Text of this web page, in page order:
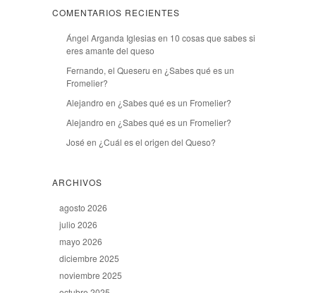
COMENTARIOS RECIENTES
Ángel Arganda Iglesiasen 10 cosas que sabes si
eres amante del queso
Fernando, el Queseru en ¿Sabes qué es un
Fromelier?
Alejandro en ¿Sabes qué es un Fromelier?
Alejandro en ¿Sabes qué es un Fromelier?
José en ¿Cuál es el origen del Queso?
ARCHIVOS
agosto 2026
julio 2026
mayo 2026
diciembre 2025
noviembre 2025